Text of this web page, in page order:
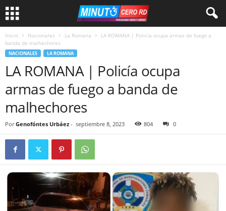
Inicio Nacionales La Romana
LA ROMANA | Policía ocupa armas de fuego a
banda de malhechores
NACIONALES LA ROMANA
LA ROMANA | Policía ocupa
armas de fuego a banda de
malhechores
Por Genofóntes Urbáez - septiembre 8, 2023 804 0